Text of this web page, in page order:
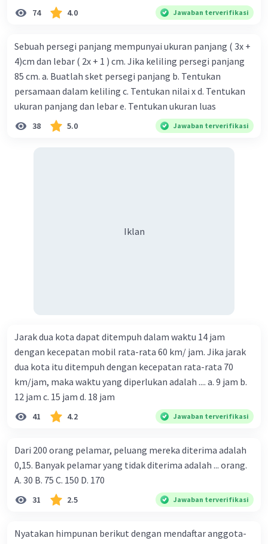
74 4.0 Jawaban terverifikasi
Sebuah persegi panjang mempunyai ukuran panjang ( 3x +
4)cm dan lebar ( 2x + 1 ) cm. Jika keliling persegi panjang
85 cm. a. Buatlah sket persegi panjang b. Tentukan
persamaan dalam keliling c. Tentukan nilai x d. Tentukan
ukuran panjang dan lebar e. Tentukan ukuran luas
38 5.0 Jawaban terverifikasi
Iklan
Jarak dua kota dapat ditempuh dalam waktu 14 jam
dengan kecepatan mobil rata-rata 60 km/ jam. Jika jarak
dua kota itu ditempuh dengan kecepatan rata-rata 70
km/jam, maka waktu yang diperlukan adalah .... a. 9 jam b.
12 jam c. 15 jam d. 18 jam
41 4.2 Jawaban terverifikasi
Dari 200 orang pelamar, peluang mereka diterima adalah
0,15. Banyak pelamar yang tidak diterima adalah ... orang.
A. 30 B. 75 C. 150 D. 170
31 2.5 Jawaban terverifikasi
Nyatakan himpunan berikut dengan mendaftar anggota-